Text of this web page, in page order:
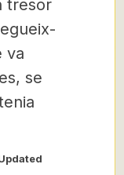
tresor
va
se